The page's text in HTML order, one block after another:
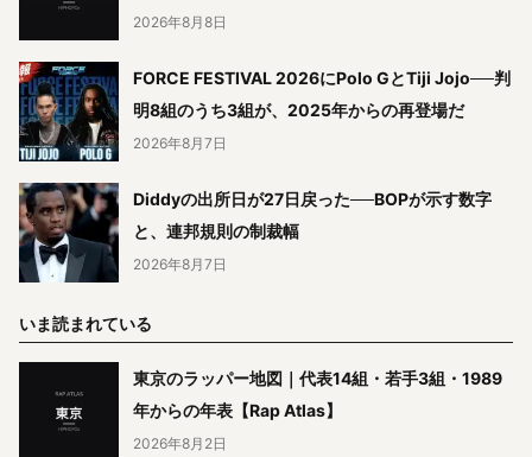
2026年8月8日
FORCE FESTIVAL 2026にPolo GとTiji Jojo──判
明8組のうち3組が、2025年からの再登場だ
2026年8月7日
Diddyの出所日が27日戻った──BOPが示す数字
と、連邦規則の制裁幅
2026年8月7日
いま読まれている
東京のラッパー地図｜代表14組・若手3組・1989
年からの年表【Rap Atlas】
2026年8月2日